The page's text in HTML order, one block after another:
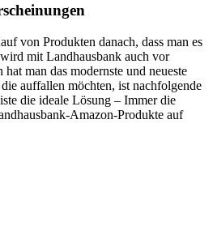
von Produkten danach, dass man es
mit Landhausbank auch vor
man das modernste und neueste
auffallen möchten, ist nachfolgende
die ideale Lösung – Immer die
Amazon-Produkte auf